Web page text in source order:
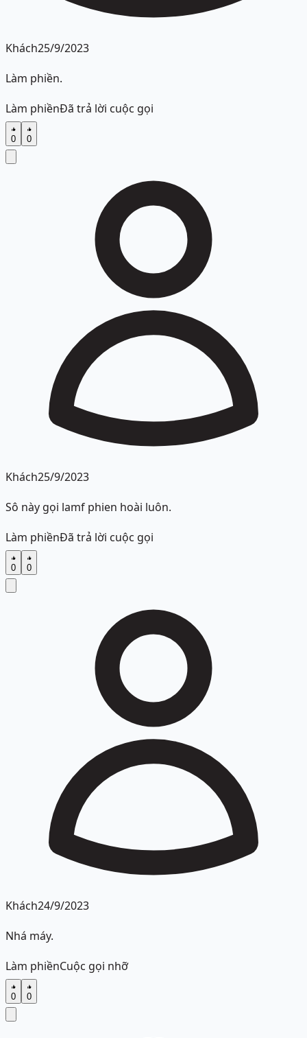
Khách25/9/2023
Làm phiền.
Làm phiềnĐã trả lời cuộc gọi
0 0
Khách25/9/2023
Sô này gọi lamf phien hoài luôn.
Làm phiềnĐã trả lời cuộc gọi
0 0
Khách24/9/2023
Nhá máy.
Làm phiềnCuộc gọi nhỡ
0 0